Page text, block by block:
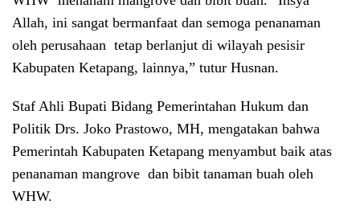
Allah, ini sangat bermanfaat dan semoga penanaman
oleh perusahaan tetap berlanjut di wilayah pesisir
Kabupaten Ketapang, lainnya,” tutur Husnan.
Staf Ahli Bupati Bidang Pemerintahan Hukum dan
Politik Drs. Joko Prastowo, MH, mengatakan bahwa
Pemerintah Kabupaten Ketapang menyambut baik atas
penanaman mangrove dan bibit tanaman buah oleh
WHW.